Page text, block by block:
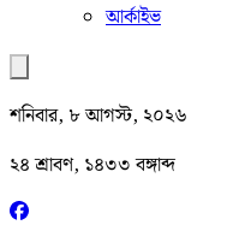
আর্কাইভ
শনিবার, ৮ আগস্ট, ২০২৬
২৪ শ্রাবণ, ১৪৩৩ বঙ্গাব্দ